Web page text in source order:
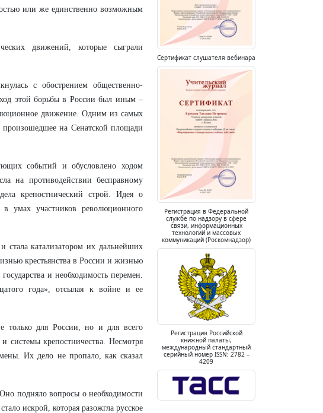
или же единственно возможным
движений, которые сыграли
с обострением общественно-
этой борьбы в России был иным –
движение. Одним из самых
произошедшее на Сенатской площади
событий и обусловлено ходом
на противодействии бесправному
крепостнический строй. Идея о
в умах участников революционного
стала катализатором их дальнейших
крестьянства в России и жизнью
и необходимость перемен.
года», отсылая к войне и ее
только для России, но и для всего
системы крепостничества. Несмотря
Их дело не пропало, как сказал
подняло вопросы о необходимости
искрой, которая разожгла русское
Сертификат слушателя вебинара
Регистрация в Федеральной
службе по надзору в сфере
связи, информационных
технологий и массовых
коммуникаций (Роскомнадзор)
Регистрация Российской
книжной палаты,
международный стандартный
серийный номер ISSN: 2782 –
4209